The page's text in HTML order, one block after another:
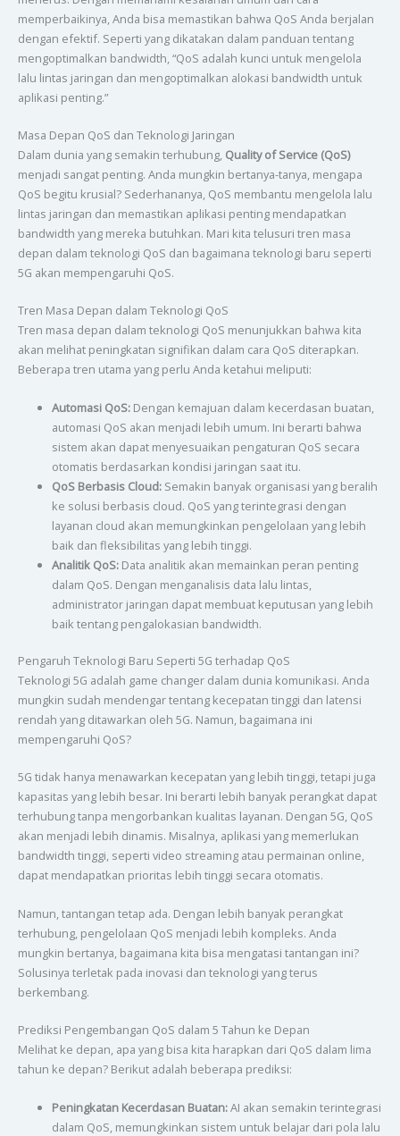
memperbaikinya, Anda bisa memastikan bahwa QoS Anda berjalan
dengan efektif. Seperti yang dikatakan dalam panduan tentang
mengoptimalkan bandwidth, “QoS adalah kunci untuk mengelola
lalu lintas jaringan dan mengoptimalkan alokasi bandwidth untuk
aplikasi penting.”
Masa Depan QoS dan Teknologi Jaringan
Dalam dunia yang semakin terhubung, Quality of Service (QoS)
menjadi sangat penting. Anda mungkin bertanya-tanya, mengapa
QoS begitu krusial? Sederhananya, QoS membantu mengelola lalu
lintas jaringan dan memastikan aplikasi penting mendapatkan
bandwidth yang mereka butuhkan. Mari kita telusuri tren masa
depan dalam teknologi QoS dan bagaimana teknologi baru seperti
5G akan mempengaruhi QoS.
Tren Masa Depan dalam Teknologi QoS
Tren masa depan dalam teknologi QoS menunjukkan bahwa kita
akan melihat peningkatan signifikan dalam cara QoS diterapkan.
Beberapa tren utama yang perlu Anda ketahui meliputi:
Automasi QoS:Dengan kemajuan dalam kecerdasan buatan,
automasi QoS akan menjadi lebih umum. Ini berarti bahwa
sistem akan dapat menyesuaikan pengaturan QoS secara
otomatis berdasarkan kondisi jaringan saat itu.
QoS Berbasis Cloud:Semakin banyak organisasi yang beralih
ke solusi berbasis cloud. QoS yang terintegrasi dengan
layanan cloud akan memungkinkan pengelolaan yang lebih
baik dan fleksibilitas yang lebih tinggi.
Analitik QoS:Data analitik akan memainkan peran penting
dalam QoS. Dengan menganalisis data lalu lintas,
administrator jaringan dapat membuat keputusan yang lebih
baik tentang pengalokasian bandwidth.
Pengaruh Teknologi Baru Seperti 5G terhadap QoS
Teknologi 5G adalah game changer dalam dunia komunikasi. Anda
mungkin sudah mendengar tentang kecepatan tinggi dan latensi
rendah yang ditawarkan oleh 5G. Namun, bagaimana ini
mempengaruhi QoS?
5G tidak hanya menawarkan kecepatan yang lebih tinggi, tetapi juga
kapasitas yang lebih besar. Ini berarti lebih banyak perangkat dapat
terhubung tanpa mengorbankan kualitas layanan. Dengan 5G, QoS
akan menjadi lebih dinamis. Misalnya, aplikasi yang memerlukan
bandwidth tinggi, seperti video streaming atau permainan online,
dapat mendapatkan prioritas lebih tinggi secara otomatis.
Namun, tantangan tetap ada. Dengan lebih banyak perangkat
terhubung, pengelolaan QoS menjadi lebih kompleks. Anda
mungkin bertanya, bagaimana kita bisa mengatasi tantangan ini?
Solusinya terletak pada inovasi dan teknologi yang terus
berkembang.
Prediksi Pengembangan QoS dalam 5 Tahun ke Depan
Melihat ke depan, apa yang bisa kita harapkan dari QoS dalam lima
tahun ke depan? Berikut adalah beberapa prediksi:
Peningkatan Kecerdasan Buatan:AI akan semakin terintegrasi
dalam QoS, memungkinkan sistem untuk belajar dari pola lalu